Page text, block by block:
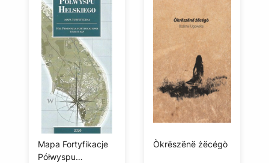
Mapa Fortyfikacje
Półwyspu
Òkrëszënë żëcégò